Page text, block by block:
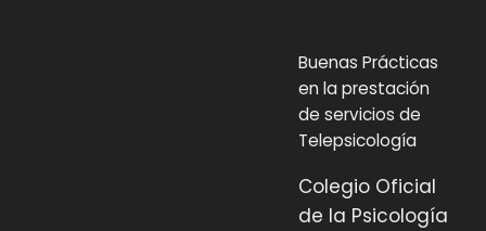
Buenas Prácticas
en la prestación
de servicios de
Telepsicología
Colegio Oficial
de la Psicología